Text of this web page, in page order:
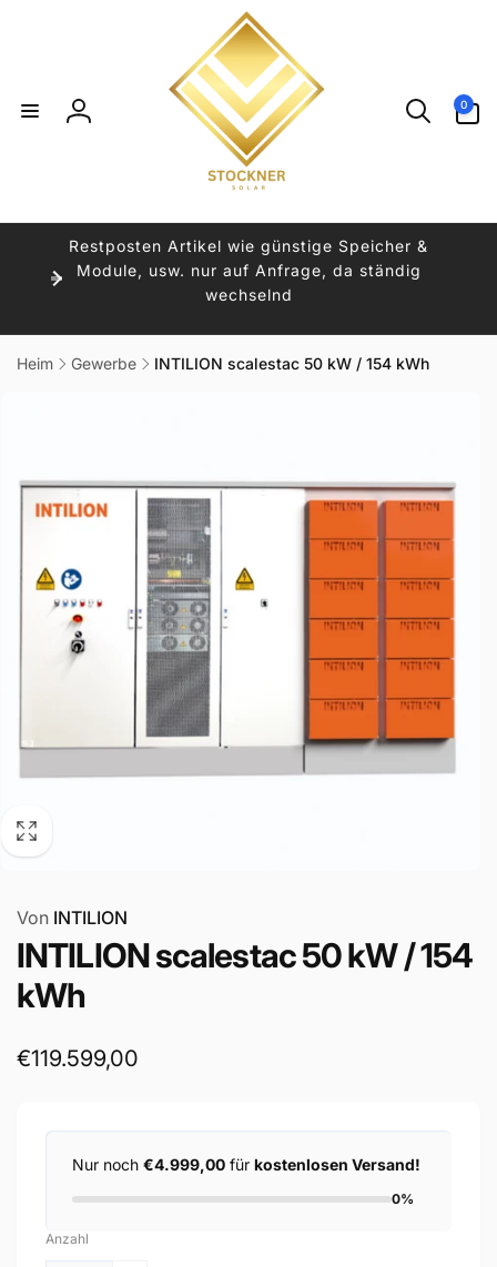
Einloggen
0
Artikel
Restposten Artikel wie günstige Speicher &
Module, usw. nur auf Anfrage, da ständig
wechselnd
Heim Gewerbe INTILION scalestac 50 kW / 154 kWh
Von INTILION
INTILION scalestac 50 kW / 154
kWh
Normaler
€119.599,00
Nur noch €4.999,00 für kostenlosen Versand!
0%
Anzahl